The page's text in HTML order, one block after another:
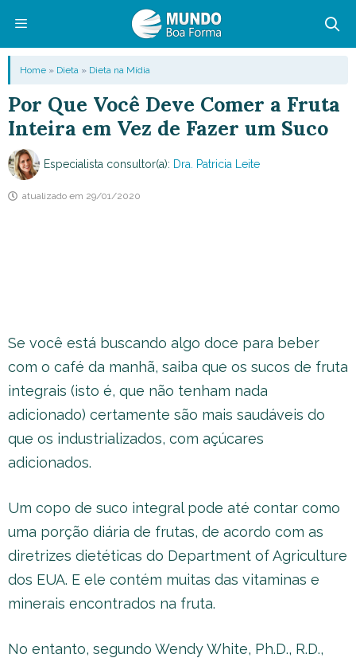
conteúdo
Menu
Home » Dieta » Dieta na Mídia
Por Que Você Deve Comer a Fruta
Inteira em Vez de Fazer um Suco
Especialista consultor(a): Dra. Patricia Leite
atualizado em 29/01/2020
Se você está buscando algo doce para beber
com o café da manhã, saiba que os sucos de fruta
integrais (isto é, que não tenham nada
adicionado) certamente são mais saudáveis do
que os industrializados, com açúcares
adicionados.
Um copo de suco integral pode até contar como
uma porção diária de frutas, de acordo com as
diretrizes dietéticas do Department of Agriculture
dos EUA. E ele contém muitas das vitaminas e
minerais encontrados na fruta.
No entanto, segundo Wendy White, Ph.D., R.D.,